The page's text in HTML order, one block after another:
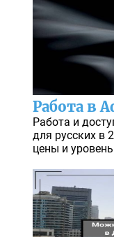
Работа в
Работа и
для русских в
цены и